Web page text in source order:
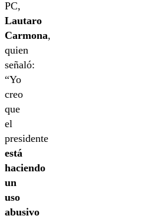
PC,
Lautaro
Carmona,
quien
señaló:
“Yo
creo
que
el
presidente
está
haciendo
un
uso
abusivo